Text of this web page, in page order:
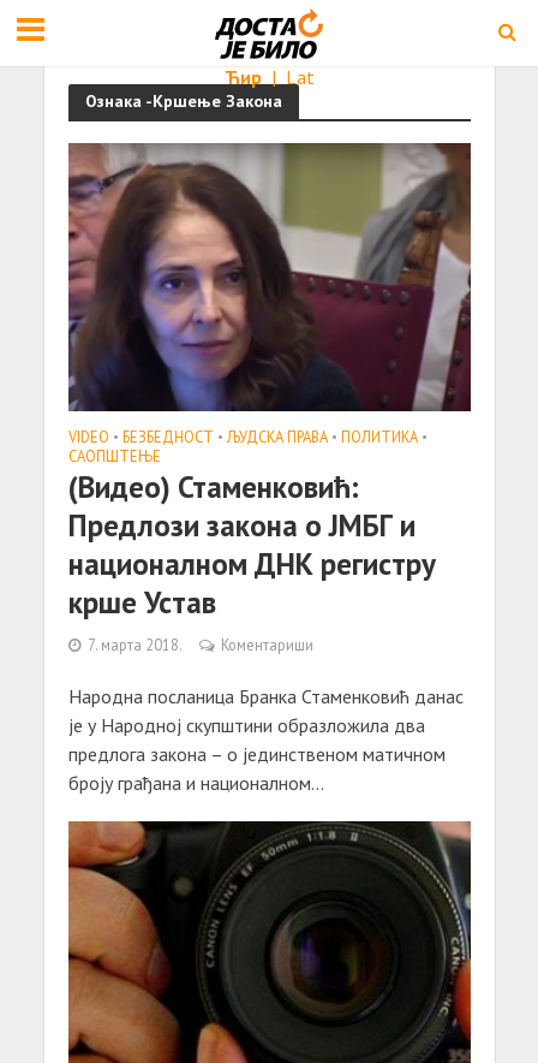
Ћир | Lat
Ознака -Кршење Закона
VIDEO • БЕЗБЕДНОСТ • ЉУДСКА ПРАВА • ПОЛИТИКА •
САОПШТЕЊE
(Видео) Стаменковић:
Предлози закона о ЈМБГ и
националном ДНК регистру
крше Устав
7. марта 2018. Коментариши
Народна посланица Бранка Стаменковић данас
је у Народној скупштини образложила два
предлога закона – о јединственом матичном
броју грађана и националном...